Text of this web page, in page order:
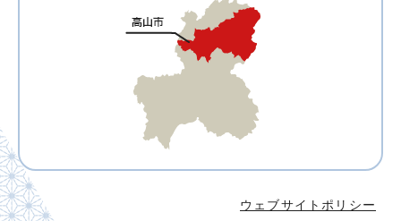
ウェブサイトポリシー